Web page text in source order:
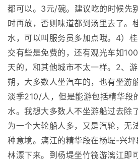
都可以。3元/碗。建议吃的时候先
时再放，否则味道都到汤里去了。
水，可以叫服务员多加点哦。4）
交有些是免费的，还有观光车如
天的，和其他城市不太一样。2、
朔，大多数人坐汽车的，也有坐游
淡季210/人，但是能游包括精华段
水。我想大多数人不坐游船过去除
为一个大轮船人多，又是汽轮，无
种意境。漓江的精华段在杨堤-兴
林漂下来。到杨堤坐竹筏游漓江即